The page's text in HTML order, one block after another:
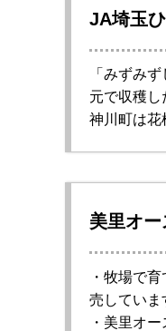
JA埼玉
「みずみ
元で収穫し
神川町は花
美里オ
・牧場で
売していま
・美里オ